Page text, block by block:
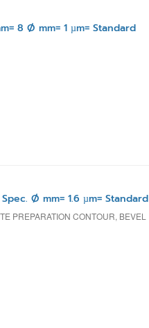
8 Ø mm= 1 µm= Standard
Ø mm= 1.6 µm= Standard
PREPARATION CONTOUR, BEVEL